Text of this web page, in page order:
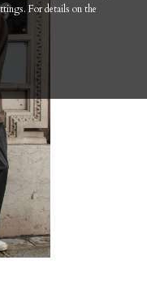
For details on the